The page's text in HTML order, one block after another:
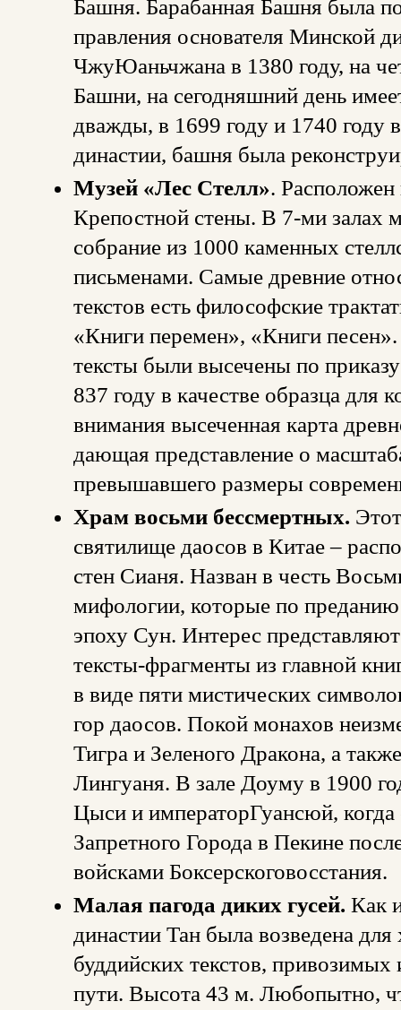
Башня. Барабанная Башня была
правления основателя Минской
ЧжуЮаньчжана в 1380 году, на
Башни, на сегодняшний день
дважды, в 1699 году и 1740 году
династии, башня была
Музей «Лес Стелл».
Крепостной стены. В 7-ми залах
собрание из 1000 каменных
письменами. Самые древние
текстов есть философские
«Книги перемен», «Книги
тексты были высечены по
837 году в качестве образца для
внимания высеченная карта
дающая представление о
превышавшего размеры
Храм восьми бессмертных.
святилище даосов в Китае –
стен Сианя. Назван в честь
мифологии, которые по преданию
эпоху Сун. Интерес
тексты-фрагменты из главной
в виде пяти мистических
гор даосов. Покой монахов
Тигра и Зеленого Дракона, а
Лингуаня. В зале Доуму в 1900
Цыси и императорГуансюй,
Запретного Города в Пекине
войсками Боксерскоговосстания.
Малая пагода диких гусей. Как
династии Тан была возведена
буддийских текстов,
пути. Высота 43 м. Любопытно,